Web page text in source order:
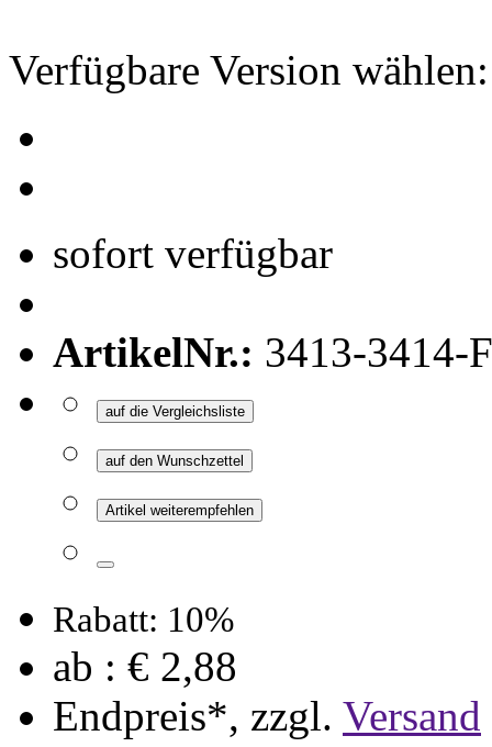
Verfügbare Version wählen:
sofort verfügbar
ArtikelNr.: 3413-3414-
auf die Vergleichsliste
auf den Wunschzettel
Artikel weiterempfehlen
Rabatt: 10%
ab : € 2,88
Endpreis*, zzgl. Versand